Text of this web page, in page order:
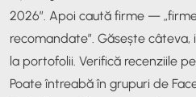
2026”. Apoi caută firme —
recomandate”. Găsește
la portofolii. Verifică recenziile
Poate întreabă în grupuri de